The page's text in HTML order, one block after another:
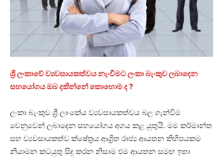
ශ්‍රී ලංකාවේ ව්‍යවසායකත්වය නැංවීමට ලංකා බැංකුව ලබාදෙන
සහයෝගය ඔබ දකින්නේ කොහොම ද ?
ලංකා බැංකුව ශ්‍රී ලාංකේය ව්‍යවසායකත්වය බල ගැන්වීම
වෙනුවෙන් ලබාදෙන සහයෝගය අගය කළ යුතුයි. මම කර්මාන්ත
සහ ව්‍යවසායකත්ව ක්ෂේත්‍රය ආශ්‍රිත රාජ්‍ය ආයතන කිහිපයකම
නියාමන කටයුතු සිදු කරන නිසාම එම ආයතන සමඟ ඉතා